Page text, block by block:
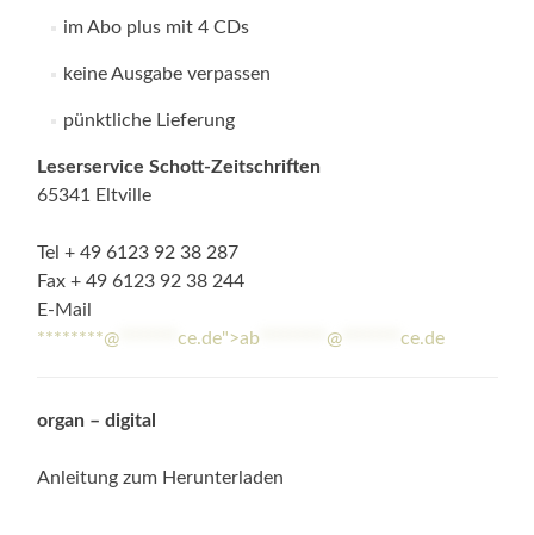
im Abo plus mit 4 CDs
keine Ausgabe verpassen
pünktliche Lieferung
Leserservice Schott-Zeitschriften
65341 Eltville
Tel + 49 6123 92 38 287
Fax + 49 6123 92 38 244
E-Mail
********@
ce.de">ab @ ce.de
organ – digital
Anleitung zum Herunterladen